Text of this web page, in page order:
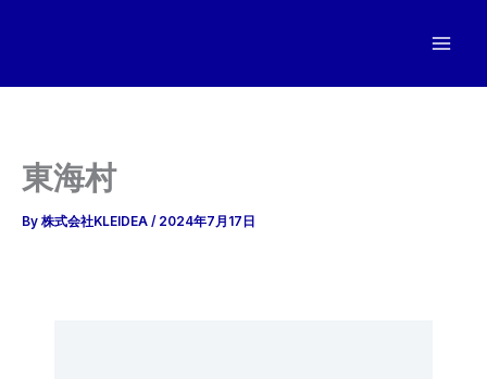
東海村
By 株式会社KLEIDEA / 2024年7月17日